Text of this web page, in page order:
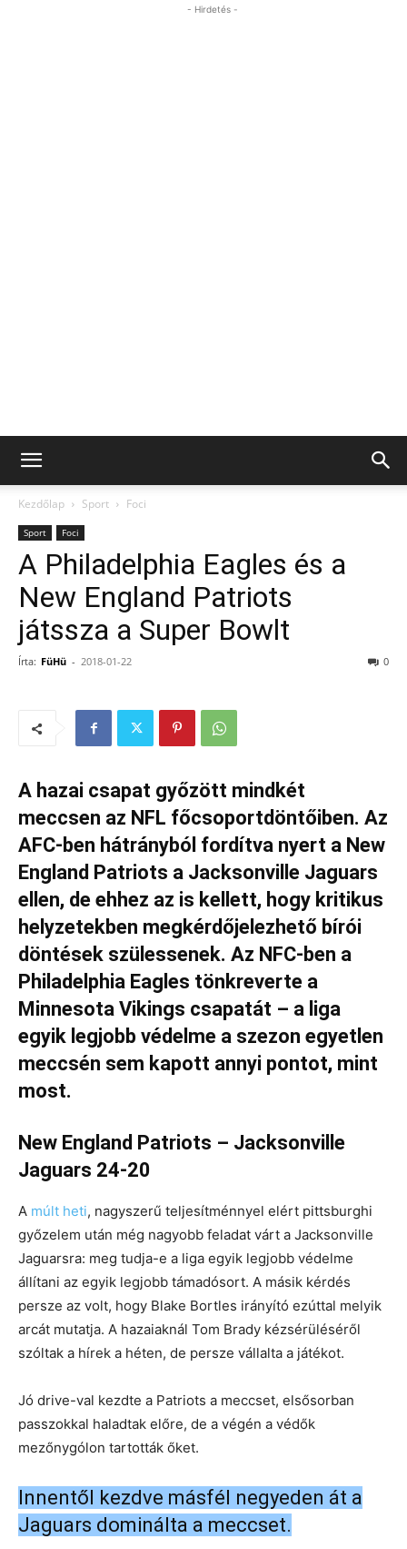
- Hirdetés -
Kezdőlap Sport Foci
Sport Foci
A Philadelphia Eagles és a
New England Patriots
játssza a Super Bowlt
Írta: FüHü - 2018-01-22 0
A hazai csapat győzött mindkét
meccsen az NFL főcsoportdöntőiben. Az
AFC-ben hátrányból fordítva nyert a New
England Patriots a Jacksonville Jaguars
ellen, de ehhez az is kellett, hogy kritikus
helyzetekben megkérdőjelezhető bírói
döntések szülessenek. Az NFC-ben a
Philadelphia Eagles tönkreverte a
Minnesota Vikings csapatát – a liga
egyik legjobb védelme a szezon egyetlen
meccsén sem kapott annyi pontot, mint
most.
New England Patriots – Jacksonville
Jaguars 24-20
A múlt heti, nagyszerű teljesítménnyel elért pittsburghi
győzelem után még nagyobb feladat várt a Jacksonville
Jaguarsra: meg tudja-e a liga egyik legjobb védelme
állítani az egyik legjobb támadósort. A másik kérdés
persze az volt, hogy Blake Bortles irányító ezúttal melyik
arcát mutatja. A hazaiaknál Tom Brady kézsérüléséről
szóltak a hírek a héten, de persze vállalta a játékot.
Jó drive-val kezdte a Patriots a meccset, elsősorban
passzokkal haladtak előre, de a végén a védők
mezőnygólon tartották őket.
Innentől kezdve másfél negyeden át a
Jaguars dominálta a meccset.